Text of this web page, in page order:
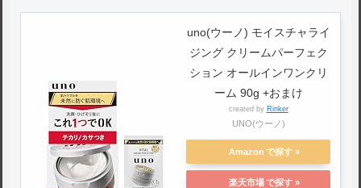
uno(ウーノ) モイスチャライ
ジング クリームパーフェク
ション オールインワンクリ
ーム 90g +おまけ
created by Rinker
UNO(ウーノ)
Amazon
楽天市場